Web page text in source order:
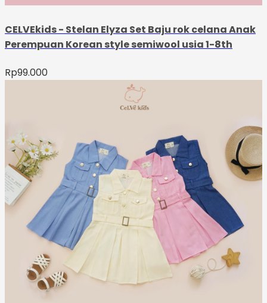
CELVEkids - Stelan Elyza Set Baju rok celana Anak
Perempuan Korean style semiwool usia 1-8th
Rp99.000